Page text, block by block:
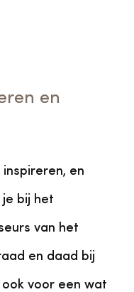
en
en
bij het
van het
en daad bij
voor een wat